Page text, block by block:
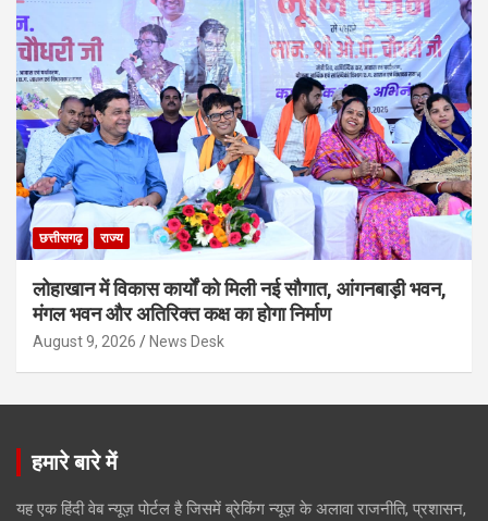
छत्तीसगढ़ राज्य
लोहाखान में विकास कार्यों को मिली नई सौगात, आंगनबाड़ी भवन,
मंगल भवन और अतिरिक्त कक्ष का होगा निर्माण
August 9, 2026 News Desk
हमारे बारे में
यह एक हिंदी वेब न्यूज़ पोर्टल है जिसमें ब्रेकिंग न्यूज़ के अलावा राजनीति, प्रशासन,